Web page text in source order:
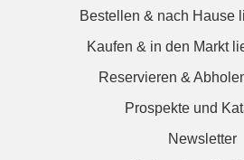
Bestellen & nach Hause
Kaufen & in den Markt
Reservieren &
Prospekte und
Newsletter